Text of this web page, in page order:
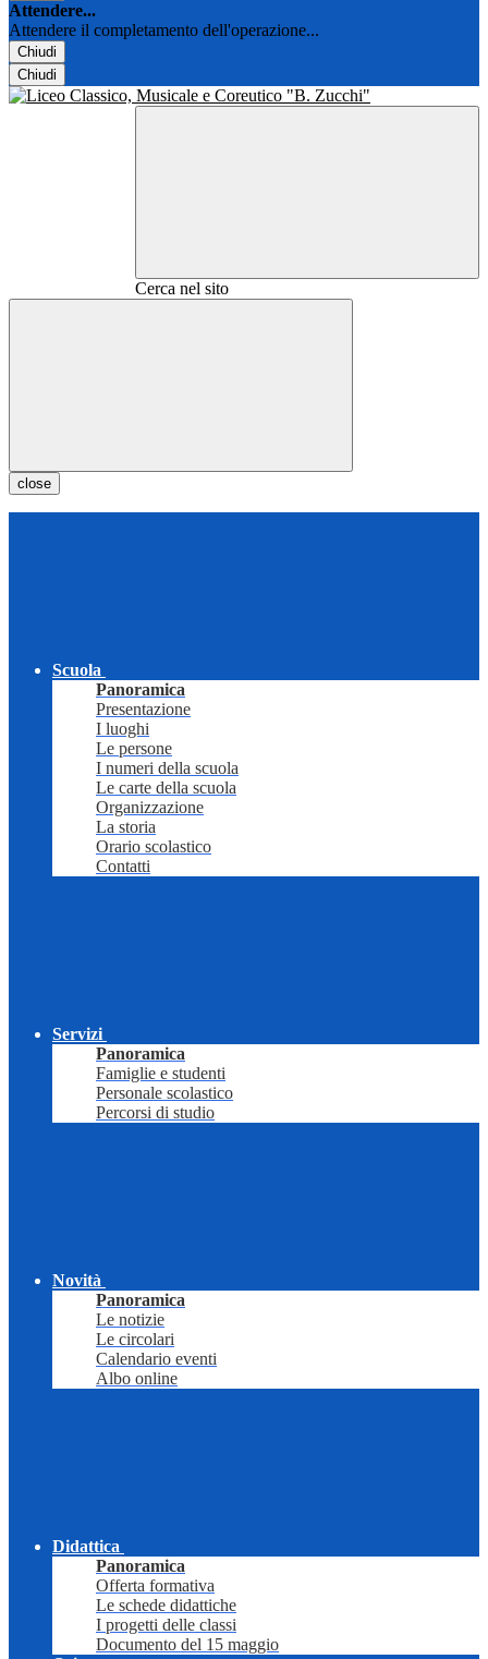
Attendere...
Attendere il completamento dell'operazione...
Chiudi
Chiudi
Cerca nel sito
close
Scuola
Panoramica
Presentazione
I luoghi
Le persone
I numeri della scuola
Le carte della scuola
Organizzazione
La storia
Orario scolastico
Contatti
Servizi
Panoramica
Famiglie e studenti
Personale scolastico
Percorsi di studio
Novità
Panoramica
Le notizie
Le circolari
Calendario eventi
Albo online
Didattica
Panoramica
Offerta formativa
Le schede didattiche
I progetti delle classi
Documento del 15 maggio